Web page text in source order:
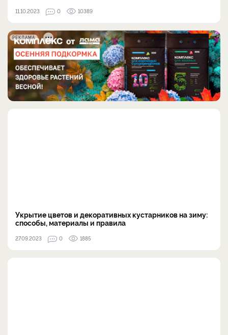
11.10.2023 0 10389
РЕКЛАМА
Укрытие цветов и декоративных кустарников на зиму:
способы, материалы и правила
27.09.2023 0 1885